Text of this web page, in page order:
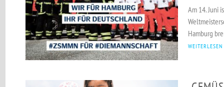
Am 14. Juni
Hamburg
WEITERLESEN